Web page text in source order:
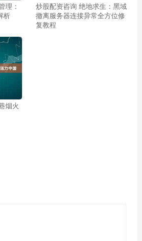
理：
析
炒股配资咨询 绝地求生：黑域
撤离服务器连接异常全方位修
复教程
烟火